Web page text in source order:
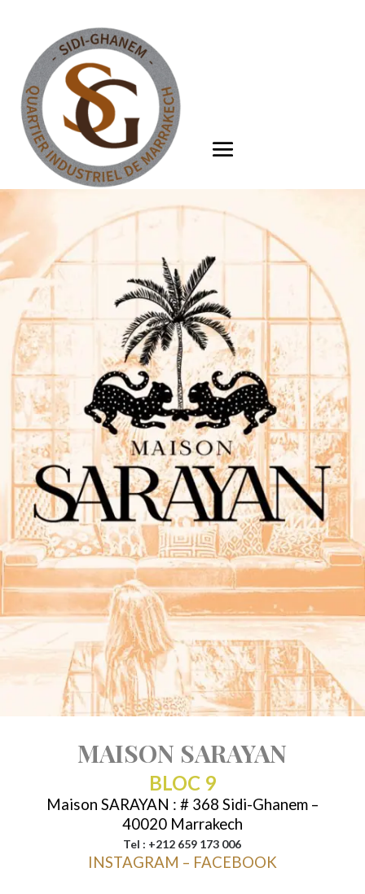
MAISON SARAYAN
BLOC 9
Maison SARAYAN : # 368 Sidi-Ghanem –
40020 Marrakech
Tel : +212 659 173 006
INSTAGRAM – FACEBOOK